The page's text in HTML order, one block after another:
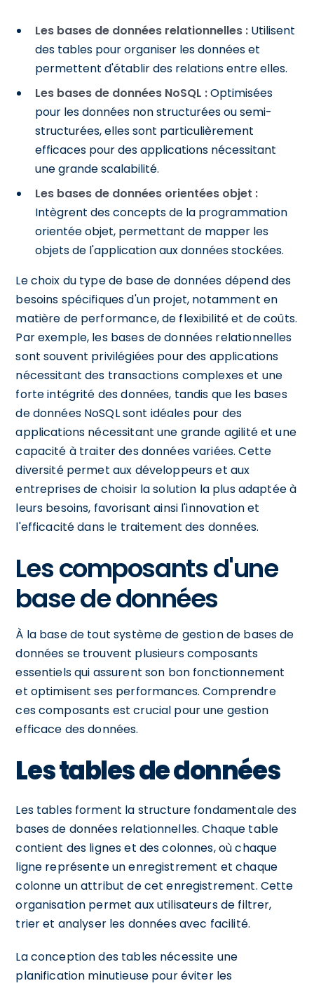
Les bases de données relationnelles : Utilisent
des tables pour organiser les données et
permettent d'établir des relations entre elles.
Les bases de données NoSQL :Optimisées
pour les données non structurées ou semi-
structurées, elles sont particulièrement
efficaces pour des applications nécessitant
une grande scalabilité.
Les bases de données orientées objet :
Intègrent des concepts de la programmation
orientée objet, permettant de mapper les
objets de l'application aux données stockées.
Le choix du type de base de données dépend des
besoins spécifiques d'un projet, notamment en
matière de performance, de flexibilité et de coûts.
Par exemple, les bases de données relationnelles
sont souvent privilégiées pour des applications
nécessitant des transactions complexes et une
forte intégrité des données, tandis que les bases
de données NoSQL sont idéales pour des
applications nécessitant une grande agilité et une
capacité à traiter des données variées. Cette
diversité permet aux développeurs et aux
entreprises de choisir la solution la plus adaptée à
leurs besoins, favorisant ainsi l'innovation et
l'efficacité dans le traitement des données.
Les composants d'une
base de données
À la base de tout système de gestion de bases de
données se trouvent plusieurs composants
essentiels qui assurent son bon fonctionnement
et optimisent ses performances. Comprendre
ces composants est crucial pour une gestion
efficace des données.
Les tables de données
Les tables forment la structure fondamentale des
bases de données relationnelles. Chaque table
contient des lignes et des colonnes, où chaque
ligne représente un enregistrement et chaque
colonne un attribut de cet enregistrement. Cette
organisation permet aux utilisateurs de filtrer,
trier et analyser les données avec facilité.
La conception des tables nécessite une
planification minutieuse pour éviter les